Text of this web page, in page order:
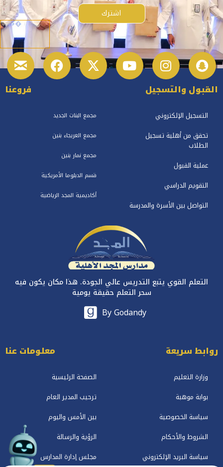
اشترك
القبول والتسجيل
التسجيل الإلكتروني
تحقق من أهلية تسجيل
الطلاب
عملية القبول
التقويم الدراسي
التواصل بين الأسرة والمدرسة
فروعنا
مجمع البنات الجديد
مجمع العريجاء بنين
مجمع نمار بنين
قسم الدبلوما الأمريكية
أكاديمية المجد الرياضية
التعلم القوي يتبع التدريس عالي الجودة. هذا مكان يكون فيه
سحر التعلم حقيقة يومية
By Godandy
روابط سريعة
وزارة التعليم
بوابة موهبة
سياسة الخصوصية
الشروط والأحكام
سياسة البريد الإلكتروني
معلومات عنا
الصفحة الرئيسية
ترحيب المدير العام
بين الأمس واليوم
الرؤية والرسالة
مجلس إدارة المدارس